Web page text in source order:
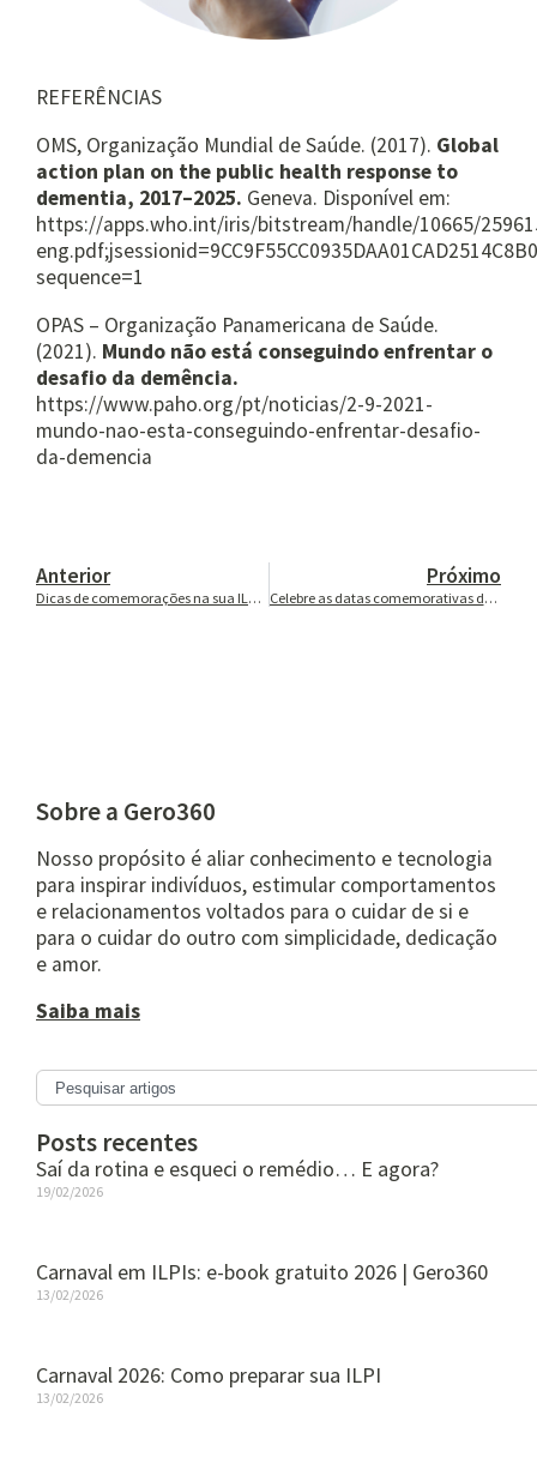
REFERÊNCIAS
OMS, Organização Mundial de Saúde. (2017). Global
action plan on the public health response to
dementia, 2017–2025. Geneva. Disponível em:
https://apps.who.int/iris/bitstream/handle/10665/
sequence=1
OPAS – Organização Panamericana de Saúde.
(2021). Mundo não está conseguindo enfrentar o
desafio da demência.
https://www.paho.org/pt/noticias/2-9-2021-
mundo-nao-esta-conseguindo-enfrentar-desafio-
da-demencia
Anterior
Dicas de comemorações na sua ILPI em setembro
Próximo
Celebre as datas comemorativas de outubro na sua ILPI
Sobre a Gero360
Nosso propósito é aliar conhecimento e tecnologia
para inspirar indivíduos, estimular comportamentos
e relacionamentos voltados para o cuidar de si e
para o cuidar do outro com simplicidade, dedicação
e amor.
Saiba mais
Posts recentes
Saí da rotina e esqueci o remédio… E agora?
19/02/2026
Carnaval em ILPIs: e-book gratuito 2026 | Gero360
13/02/2026
Carnaval 2026: Como preparar sua ILPI
13/02/2026